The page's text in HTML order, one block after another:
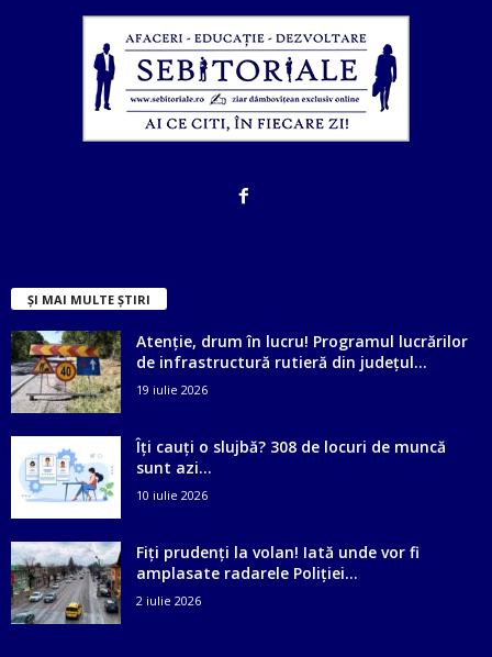
ȘI MAI MULTE ȘTIRI
Atenție, drum în lucru! Programul lucrărilor
de infrastructură rutieră din județul...
19 iulie 2026
Îți cauți o slujbă? 308 de locuri de muncă
sunt azi...
10 iulie 2026
Fiți prudenți la volan! Iată unde vor fi
amplasate radarele Poliției...
2 iulie 2026